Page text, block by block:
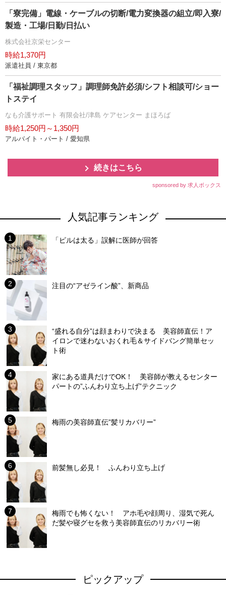
「寮完備」電線・ケーブルの切断/電力変換器の組立/即入寮/
製造・工場/日勤/日払い
株式会社京栄センター
時給1,370円
派遣社員 / 東京都
「福祉調理スタッフ」調理師免許必須/シフト相談可/ショー
トステイ
なも介護サポート 有限会社/津島 ケアセンター まほろば
時給1,250円～1,350円
アルバイト・パート / 愛知県
続きはこちら
sponsored by 求人ボックス
人気記事ランキング
「ピルは太る」誤解に医師が回答
注目の“アゼライン酸”、新商品
“盛れる自分”は顔まわりで決まる 美容師直伝！ア
イロンで迷わないおくれ毛＆サイドバング簡単セッ
ト術
家にある道具だけでOK！ 美容師が教えるセンター
パートの”ふんわり立ち上げ”テクニック
梅雨の美容師直伝”髪リカバリー”
前髪無し必見！ ふんわり立ち上げ
梅雨でも怖くない！ アホ毛や顔周り、湿気で死ん
だ髪や寝グセを救う美容師直伝のリカバリー術
ピックアップ